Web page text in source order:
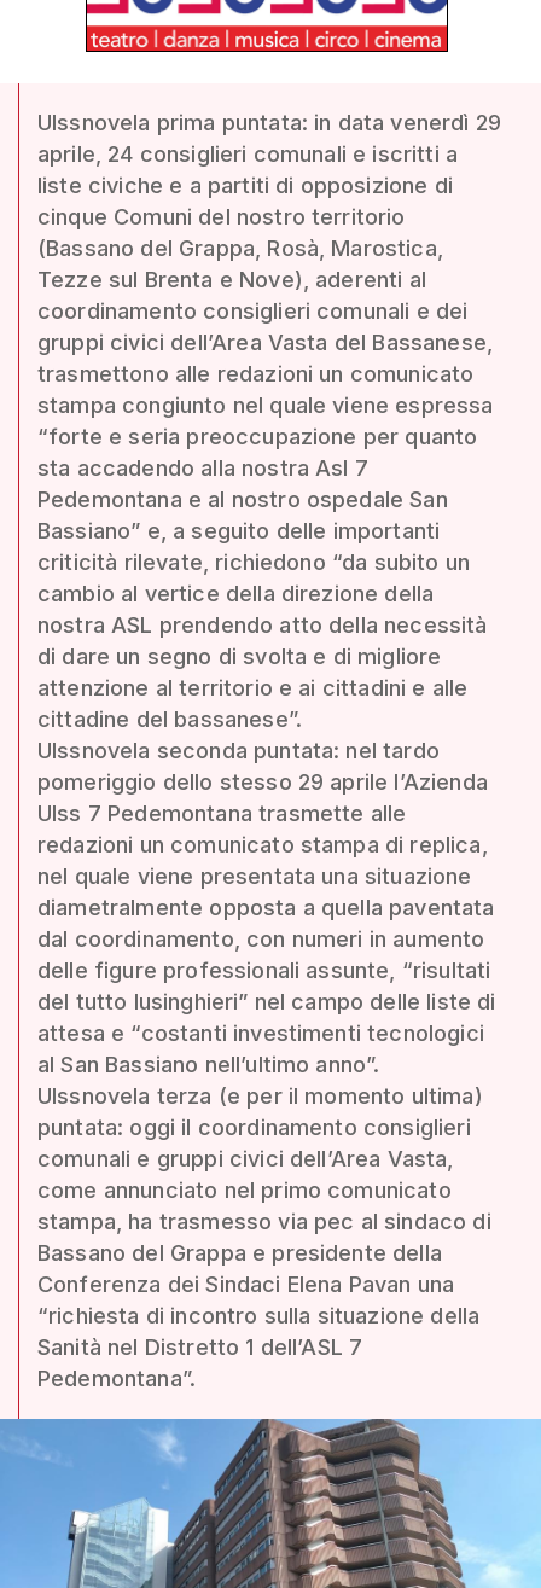
Ulssnovela prima puntata: in data venerdì 29
aprile, 24 consiglieri comunali e iscritti a
liste civiche e a partiti di opposizione di
cinque Comuni del nostro territorio
(Bassano del Grappa, Rosà, Marostica,
Tezze sul Brenta e Nove), aderenti al
coordinamento consiglieri comunali e dei
gruppi civici dell’Area Vasta del Bassanese,
trasmettono alle redazioni un comunicato
stampa congiunto nel quale viene espressa
“forte e seria preoccupazione per quanto
sta accadendo alla nostra Asl 7
Pedemontana e al nostro ospedale San
Bassiano” e, a seguito delle importanti
criticità rilevate, richiedono “da subito un
cambio al vertice della direzione della
nostra ASL prendendo atto della necessità
di dare un segno di svolta e di migliore
attenzione al territorio e ai cittadini e alle
cittadine del bassanese”.
Ulssnovela seconda puntata: nel tardo
pomeriggio dello stesso 29 aprile l’Azienda
Ulss 7 Pedemontana trasmette alle
redazioni un comunicato stampa di replica,
nel quale viene presentata una situazione
diametralmente opposta a quella paventata
dal coordinamento, con numeri in aumento
delle figure professionali assunte, “risultati
del tutto lusinghieri” nel campo delle liste di
attesa e “costanti investimenti tecnologici
al San Bassiano nell’ultimo anno”.
Ulssnovela terza (e per il momento ultima)
puntata: oggi il coordinamento consiglieri
comunali e gruppi civici dell’Area Vasta,
come annunciato nel primo comunicato
stampa, ha trasmesso via pec al sindaco di
Bassano del Grappa e presidente della
Conferenza dei Sindaci Elena Pavan una
“richiesta di incontro sulla situazione della
Sanità nel Distretto 1 dell’ASL 7
Pedemontana”.